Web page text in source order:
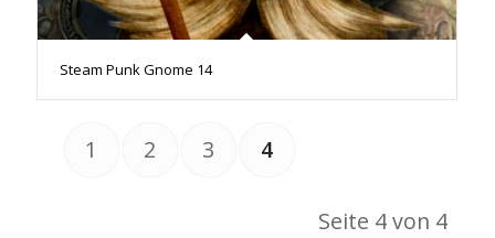
Steam Punk Gnome 14
Seite 4 von 4
1 2 3 4